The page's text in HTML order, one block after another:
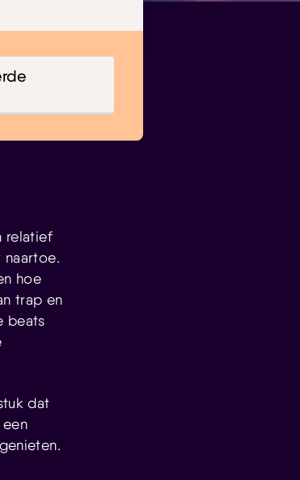
relatief
naartoe.
hoe
trap en
beats
dat
een